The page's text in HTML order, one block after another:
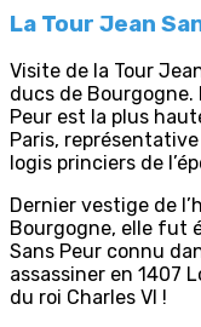
La Tour Jean
Visite de la Tour
ducs de Bourgogne.
Peur est la plus
Paris,
logis princiers de
Dernier vestige de
Bourgogne, elle fut
Sans Peur connu
assassiner en 1407
du roi Charles VI !